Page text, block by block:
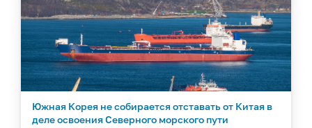
Южная Корея не собирается отставать от Китая в
деле освоения Северного морского пути